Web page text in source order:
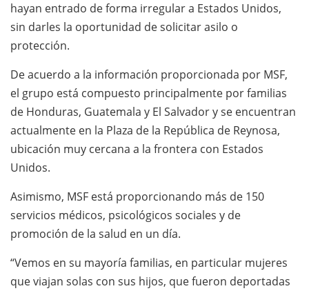
hayan entrado de forma irregular a Estados Unidos,
sin darles la oportunidad de solicitar asilo o
protección.
De acuerdo a la información proporcionada por MSF,
el grupo está compuesto principalmente por familias
de Honduras, Guatemala y El Salvador y se encuentran
actualmente en la Plaza de la República de Reynosa,
ubicación muy cercana a la frontera con Estados
Unidos.
Asimismo, MSF está proporcionando más de 150
servicios médicos, psicológicos sociales y de
promoción de la salud en un día.
“Vemos en su mayoría familias, en particular mujeres
que viajan solas con sus hijos, que fueron deportadas